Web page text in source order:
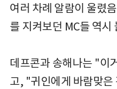
여러 차례 알람이 울렸
를 지켜보던 MC들 역시
데프콘과 송해나는 "이
고, "귀인에게 바람맞은